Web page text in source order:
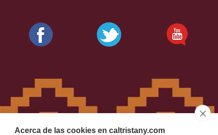
Acerca de las cookies en caltristany.com